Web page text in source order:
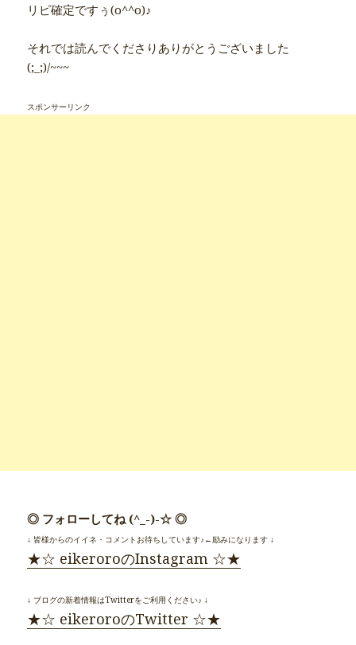
リピ確定ですぅ(o^^o)♪
それでは読んでくださりありがとうございました
(;_;)/~~~
スポンサーリンク
◎ フォローしてね (^_-)-☆ ◎
↓ 皆様からのイイネ・コメントお待ちしています♪←励みになります ↓
★☆ eikeroroのInstagram ☆★
↓ ブログの新着情報はTwitterをご利用ください♪ ↓
★☆ eikeroroのTwitter ☆★